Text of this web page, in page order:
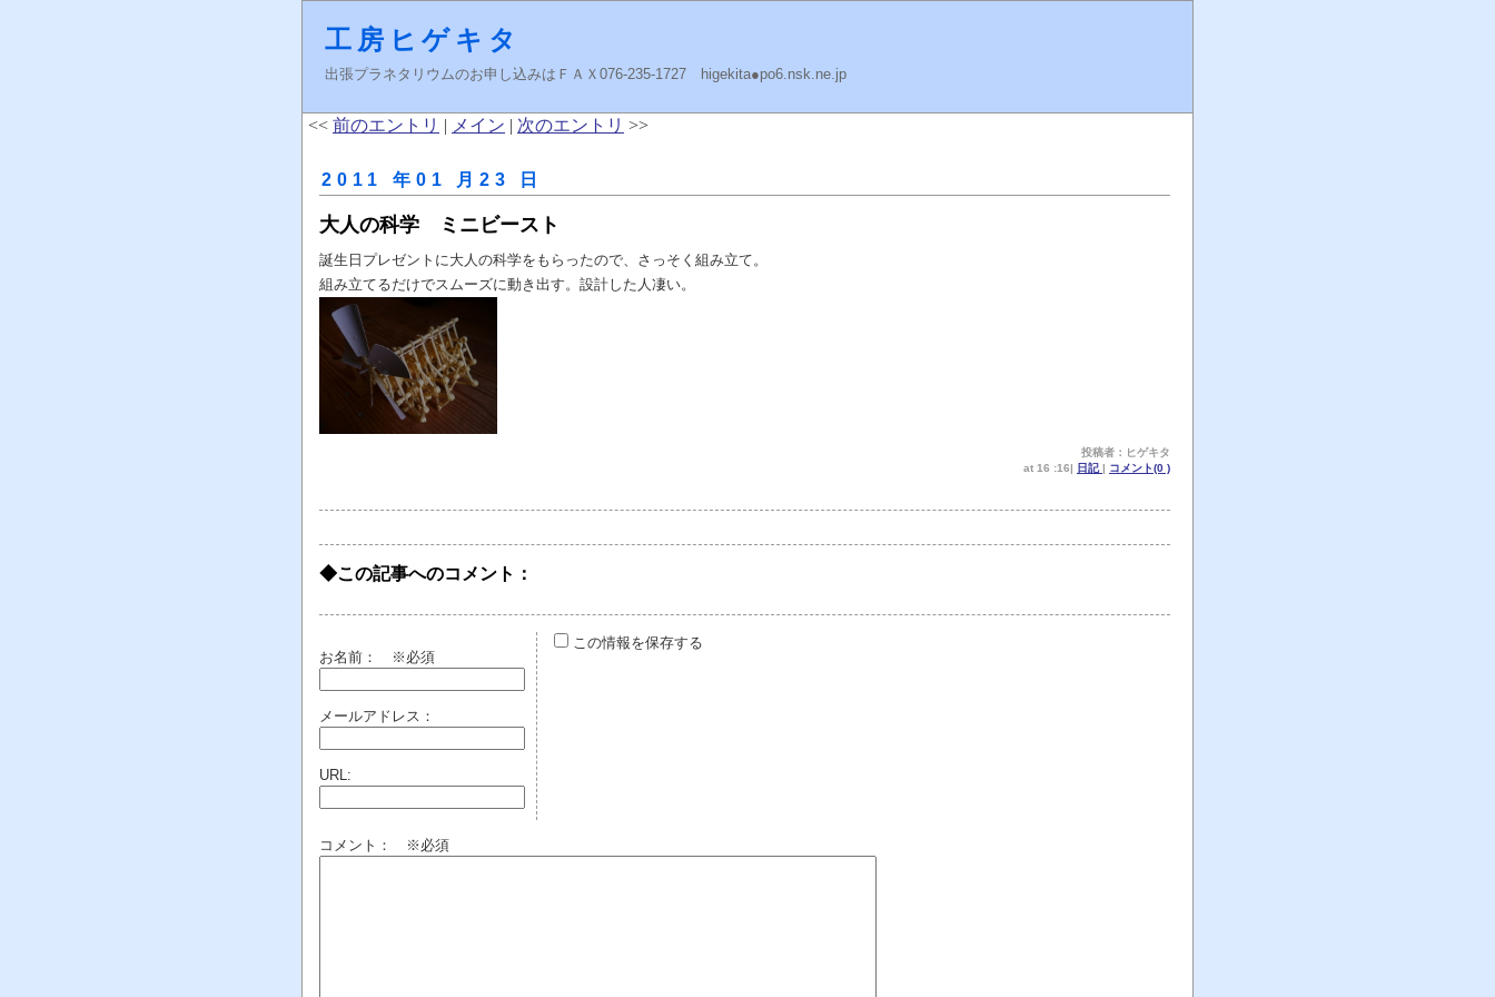
工房ヒゲキタ
出張プラネタリウムのお申し込みはＦＡＸ076-235-1727 higekita●po6.nsk.ne.jp
<< 前のエントリ | メイン | 次のエントリ >>
2011 年01 月23 日
大人の科学 ミニビースト
誕生日プレゼントに大人の科学をもらったので、さっそく組み立て。
組み立てるだけでスムーズに動き出す。設計した人凄い。
投稿者：ヒゲキタ
at 16 :16| 日記| コメント(0 )
◆この記事へのコメント：
お名前： ※必須
メールアドレス：
URL:
この情報を保存する
コメント： ※必須